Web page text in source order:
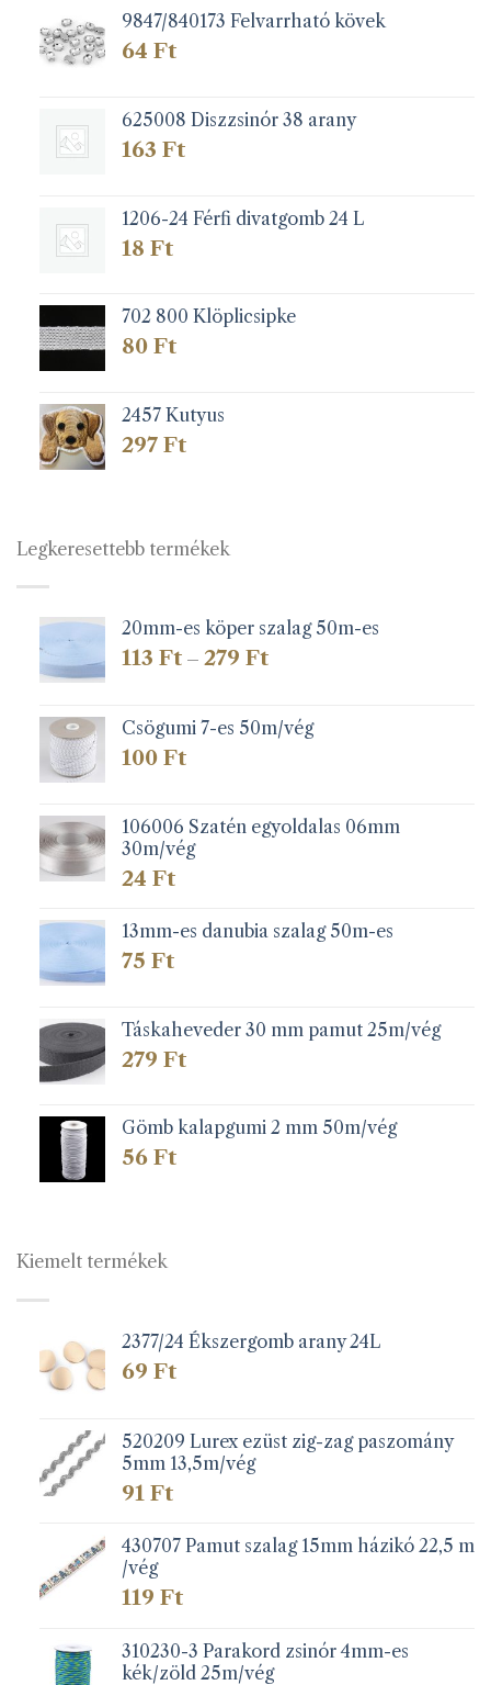
9847/840173 Felvarrható kövek
64 Ft
625008 Diszzsinór 38 arany
163 Ft
1206-24 Férfi divatgomb 24 L
18 Ft
702 800 Klöplicsipke
80 Ft
2457 Kutyus
297 Ft
Legkeresettebb termékek
20mm-es köper szalag 50m-es
113 Ft – 279 FtÁrtartomány:
279 Ft
Csögumi 7-es 50m/vég
100 Ft
106006 Szatén egyoldalas 06mm
30m/vég
24 Ft
13mm-es danubia szalag 50m-es
75 Ft
Táskaheveder 30 mm pamut 25m/vég
279 Ft
Gömb kalapgumi 2 mm 50m/vég
56 Ft
Kiemelt termékek
2377/24 Ékszergomb arany 24L
69 Ft
520209 Lurex ezüst zig-zag paszomány
5mm 13,5m/vég
91 Ft
430707 Pamut szalag 15mm házikó 22,5 m
/vég
119 Ft
310230-3 Parakord zsinór 4mm-es
kék/zöld 25m/vég